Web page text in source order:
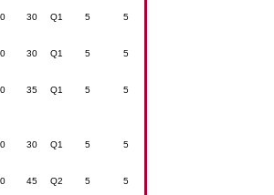
0 30 Q1 5 5
0 30 Q1 5 5
0 35 Q1 5 5
0 30 Q1 5 5
0 45 Q2 5 5